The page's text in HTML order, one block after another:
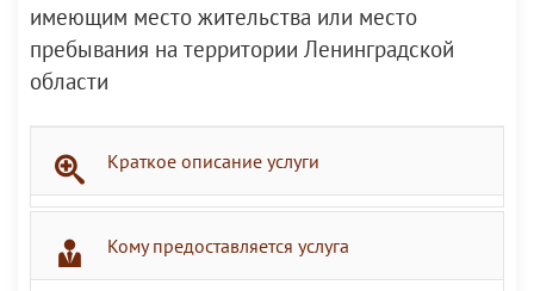
имеющим место жительства или место
пребывания на территории Ленинградской
области
Краткое описание услуги
Кому предоставляется услуга